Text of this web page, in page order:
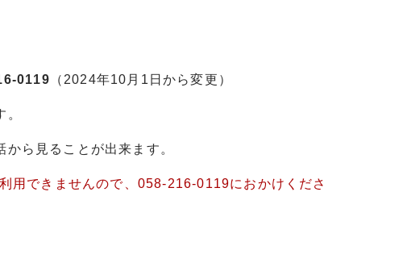
0119 （2024年10月1日から変更）
ら見ることが出来ます。
用できませんので、058-216-0119におかけくださ